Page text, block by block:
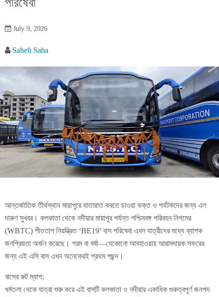
July 9, 2026
Saheli Saha
আন্তর্জাতিক তীর্থস্থান মায়াপুরে যাতায়াত করতে চাওয়া ভক্ত ও পর্যটকদের জন্য এল
দারুণ সুখবর। কলকাতা থেকে নদীয়ার মায়াপুর পর্যন্ত পশ্চিমবঙ্গ পরিবহন নিগমের
(WBTC) শীততাপ নিয়ন্ত্রিত ‘BE19’ বাস পরিষেবা এখন যাত্রীদের মধ্যে ব্যাপক
জনপ্রিয়তা অর্জন করেছে। গরম বা বর্ষা—যেকোনো আবহাওয়ায় আরামদায়ক সফরের
জন্য এই এসি বাস এখন অনেকেরই প্রথম পছন্দ।
বাসের রুট ম্যাপ:
ধর্মতলা থেকে যাত্রা শুরু করে এই বাসটি কলকাতা ও নদীয়ার একাধিক গুরুত্বপূর্ণ জনপদ